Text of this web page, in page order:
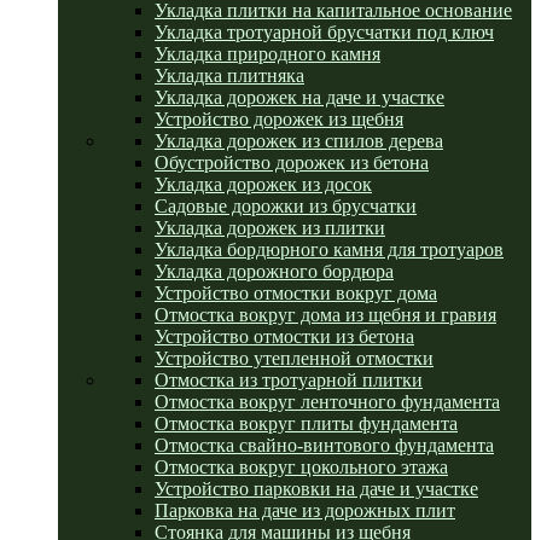
Укладка плитки на капитальное основание
Укладка тротуарной брусчатки под ключ
Укладка природного камня
Укладка плитняка
Укладка дорожек на даче и участке
Устройство дорожек из щебня
Укладка дорожек из спилов дерева
Обустройство дорожек из бетона
Укладка дорожек из досок
Садовые дорожки из брусчатки
Укладка дорожек из плитки
Укладка бордюрного камня для тротуаров
Укладка дорожного бордюра
Устройство отмостки вокруг дома
Отмостка вокруг дома из щебня и гравия
Устройство отмостки из бетона
Устройство утепленной отмостки
Отмостка из тротуарной плитки
Отмостка вокруг ленточного фундамента
Отмостка вокруг плиты фундамента
Отмостка свайно-винтового фундамента
Отмостка вокруг цокольного этажа
Устройство парковки на даче и участке
Парковка на даче из дорожных плит
Стоянка для машины из щебня